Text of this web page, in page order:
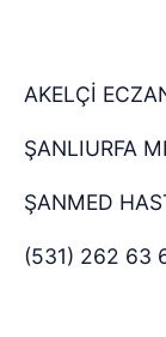
AKELÇİ
ŞANLIURFA
ŞANMED
(531) 262 63